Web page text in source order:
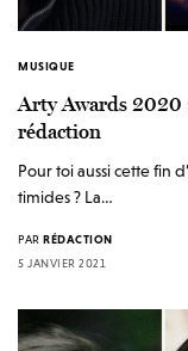
MUSIQUE
Arty Awards 2020
rédaction
Pour toi aussi cette fin
timides ? La…
PAR RÉDACTION
5 JANVIER 2021